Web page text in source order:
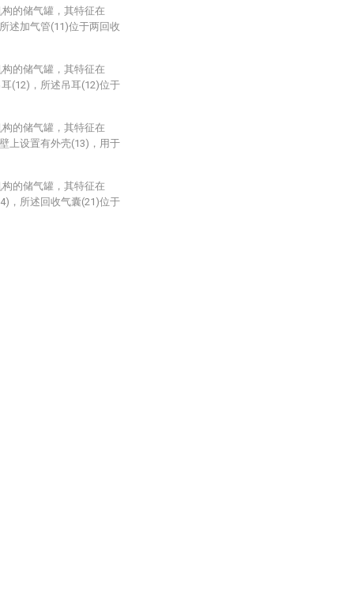
的储气罐，其特征在
述加气管(11)位于两回收
的储气罐，其特征在
(12)，所述吊耳(12)位于
的储气罐，其特征在
上设置有外壳(13)，用于
的储气罐，其特征在
，所述回收气囊(21)位于